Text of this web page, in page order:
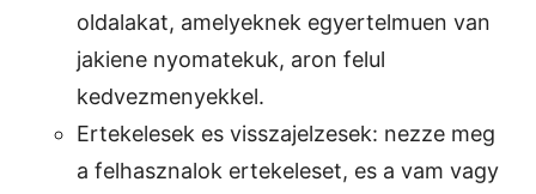
oldalakat, amelyeknek egyertelmuen van
jakiene nyomatekuk, aron felul
kedvezmenyekkel.
Ertekelesek es visszajelzesek: nezze meg
a felhasznalok ertekeleset, es a vam vagy